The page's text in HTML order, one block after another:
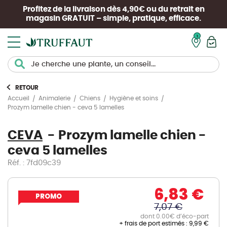
Profitez de la livraison dès 4,90€ ou du retrait en
magasin GRATUIT – simple, pratique, efficace.
RETOUR
Accueil
Animalerie Chiens
Hygiène et soins
Prozym lamelle chien - ceva 5 lamelles
CEVA
Prozym lamelle chien -
ceva 5 lamelles
Réf. : 7fd09c39
PROMO 6,83 €
7,07 €
dont 0.00€ d’éco-part
+ frais de port estimés : 9,99 €